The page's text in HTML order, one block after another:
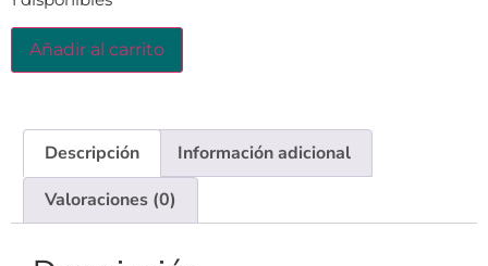
Añadir al carrito
Descripción
Información adicional
Valoraciones (0)